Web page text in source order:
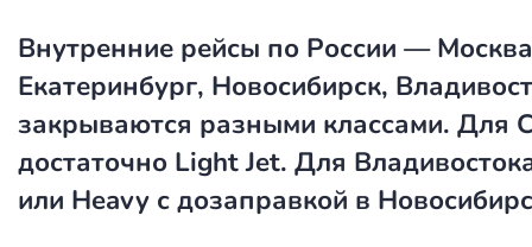
Внутренние рейсы по России —
Екатеринбург, Новосибирск,
закрываются разными классами. Для
достаточно Light Jet. Для
или Heavy с дозаправкой в